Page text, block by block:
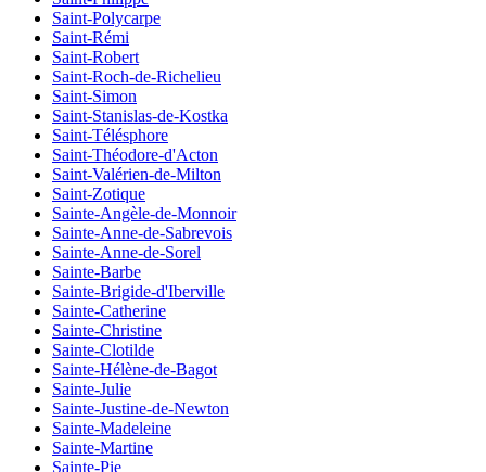
Saint-Polycarpe
Saint-Rémi
Saint-Robert
Saint-Roch-de-Richelieu
Saint-Simon
Saint-Stanislas-de-Kostka
Saint-Télésphore
Saint-Théodore-d'Acton
Saint-Valérien-de-Milton
Saint-Zotique
Sainte-Angèle-de-Monnoir
Sainte-Anne-de-Sabrevois
Sainte-Anne-de-Sorel
Sainte-Barbe
Sainte-Brigide-d'Iberville
Sainte-Catherine
Sainte-Christine
Sainte-Clotilde
Sainte-Hélène-de-Bagot
Sainte-Julie
Sainte-Justine-de-Newton
Sainte-Madeleine
Sainte-Martine
Sainte-Pie